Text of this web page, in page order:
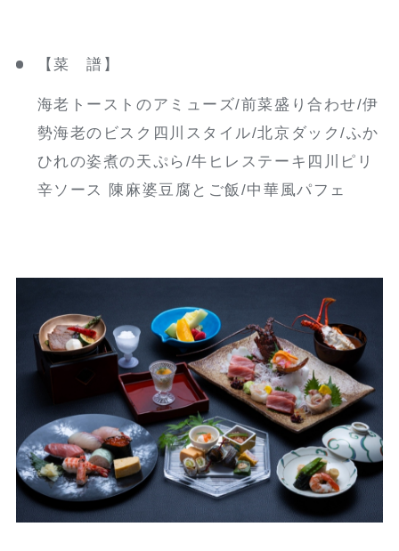
【菜 譜】
海老トーストのアミューズ/前菜盛り合わせ/伊
勢海老のビスク四川スタイル/北京ダック/ふか
ひれの姿煮の天ぷら/牛ヒレステーキ四川ピリ
辛ソース 陳麻婆豆腐とご飯/中華風パフェ